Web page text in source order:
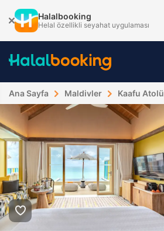
Halalbooking
Helal özellikli seyahat uygulaması
Ana Sayfa Maldivler Kaafu Atolü